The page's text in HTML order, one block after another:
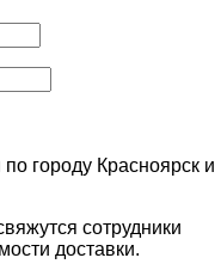
городу Красноярск и
сотрудники
доставки.